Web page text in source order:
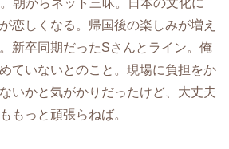
恋しくなる。帰国後の楽しみが増え
新卒同期だったSさんとライン。俺
ていないとのこと。現場に負担をか
いかと気がかりだったけど、大丈夫
もっと頑張らねば。